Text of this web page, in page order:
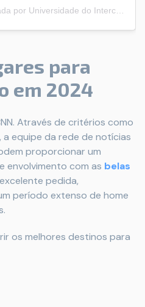
para
em 2024
Através de critérios como
equipe da rede de notícias
proporcionar um
envolvimento com as belas
pedida,
período extenso de home
os melhores destinos para